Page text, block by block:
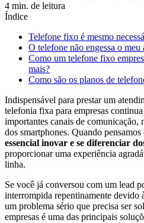
4 min. de leitura
Índice
Telefone fixo é mesmo
O telefone não engessa o meu
Como um telefone fixo
mais?
Como são os planos de
Indispensável para prestar um
telefonia fixa para empresas
importantes canais de comunicação,
dos smartphones. Quando
essencial inovar e se diferenciar
proporcionar uma experiência
linha.
Se você já conversou com um lead
interrompida repentinamente devido
um problema sério que precisa ser
empresas é uma das principais